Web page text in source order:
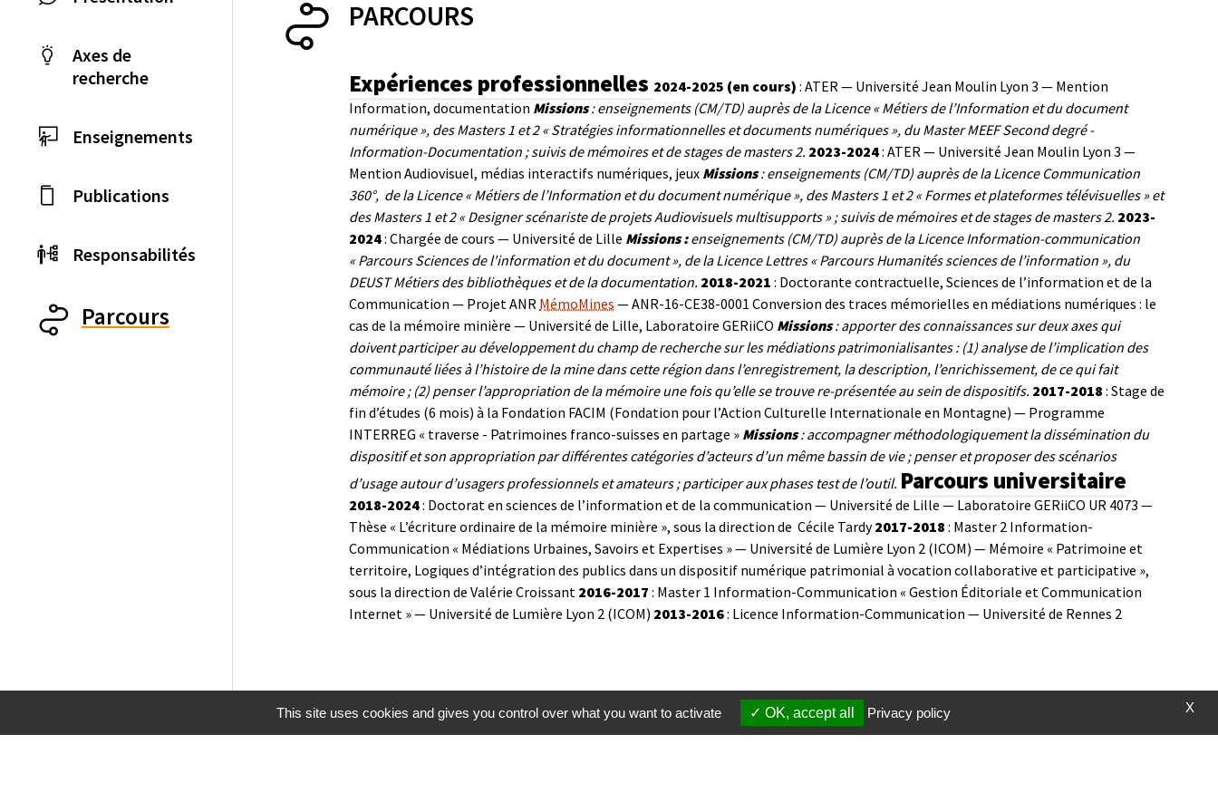
Axes de
recherche
Enseignements
Publications
Responsabilités
Parcours
PARCOURS
Expériences professionnelles 2024-2025 (en cours) : ATER — Université Jean Moulin Lyon 3 — Mention
Information, documentation Missions: enseignements (CM/TD) auprès de la Licence « Métiers de l’Information et du document
numérique », des Masters 1 et 2 « Stratégies informationnelles et documents numériques », du Master MEEF Second degré -
Information-Documentation ; suivis de mémoires et de stages de masters 2. 2023-2024: ATER — Université Jean Moulin Lyon 3 —
Mention Audiovisuel, médias interactifs numériques, jeux Missions: enseignements (CM/TD) auprès de la Licence Communication
360°, de la Licence « Métiers de l’Information et du document numérique », des Masters 1 et 2 « Formes et plateformes télévisuelles » et
des Masters 1 et 2 « Designer scénariste de projets Audiovisuels multisupports » ; suivis de mémoires et de stages de masters 2. 2023-
2024: Chargée de cours — Université de Lille Missions :enseignements (CM/TD) auprès de la Licence Information-communication
« Parcours Sciences de l'information et du document », de la Licence Lettres « Parcours Humanités sciences de l’information », du
DEUST Métiers des bibliothèques et de la documentation. 2018-2021 : Doctorante contractuelle, Sciences de l’information et de la
Communication — Projet ANR MémoMines — ANR-16-CE38-0001 Conversion des traces mémorielles en médiations numériques : le
cas de la mémoire minière — Université de Lille, Laboratoire GERiiCO Missions: apporter des connaissances sur deux axes qui
doivent participer au développement du champ de recherche sur les médiations patrimonialisantes : (1) analyse de l’implication des
communauté liées à l’histoire de la mine dans cette région dans l’enregistrement, la description, l’enrichissement, de ce qui fait
mémoire ; (2) penser l’appropriation de la mémoire une fois qu’elle se trouve re-présentée au sein de dispositifs. 2017-2018 : Stage de
fin d’études (6 mois) à la Fondation FACIM (Fondation pour l’Action Culturelle Internationale en Montagne) — Programme
INTERREG « traverse - Patrimoines franco-suisses en partage » Missions: accompagner méthodologiquement la dissémination du
dispositif et son appropriation par différentes catégories d’acteurs d’un même bassin de vie ; penser et proposer des scénarios
d’usage autour d’usagers professionnels et amateurs ; participer aux phases test de l’outil. Parcours universitaire
2018-2024: Doctorat en sciences de l’information et de la communication — Université de Lille — Laboratoire GERiiCO UR 4073 —
Thèse « L’écriture ordinaire de la mémoire minière », sous la direction de Cécile Tardy 2017-2018 : Master 2 Information-
Communication « Médiations Urbaines, Savoirs et Expertises » — Université de Lumière Lyon 2 (ICOM) — Mémoire « Patrimoine et
territoire, Logiques d’intégration des publics dans un dispositif numérique patrimonial à vocation collaborative et participative »,
sous la direction de Valérie Croissant 2016-2017 : Master 1 Information-Communication « Gestion Éditoriale et Communication
Internet » — Université de Lumière Lyon 2 (ICOM) 2013-2016: Licence Information-Communication — Université de Rennes 2
X
This site uses cookies and gives you control over what you want to activate OK, accept all Privacy policy